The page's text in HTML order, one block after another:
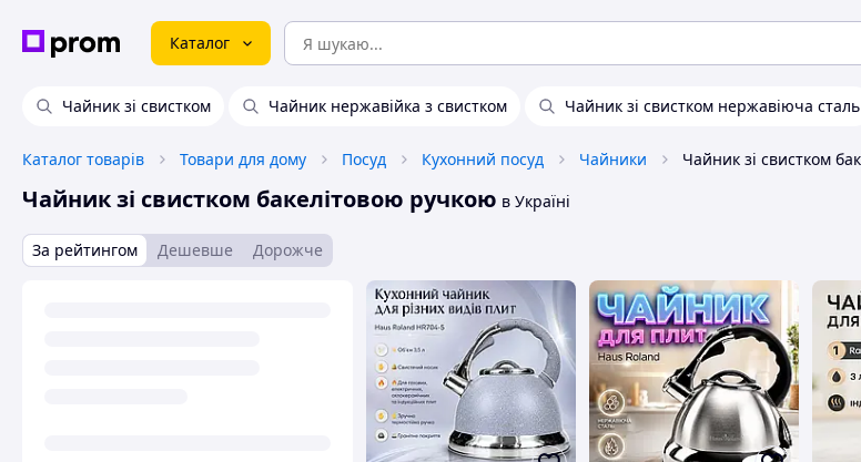
Каталог
Чайник зі свистком Чайник нержавійка з свистком Чайник зі свистком нержавіюча сталь
Каталог товарів Товари для дому Посуд Кухонний посуд Чайники
Чайник зі свистком бакелітовою ручкою в Україні
За рейтингом Дешевше Дорожче